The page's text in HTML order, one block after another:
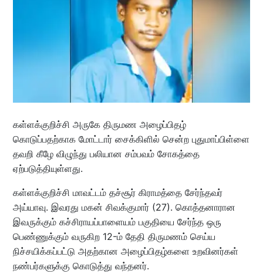
கள்ளக்குறிச்சி அருகே திருமண அழைப்பிதழ்
கொடுப்பதற்காக மோட்டார் சைக்கிளில் சென்ற புதுமாப்பிள்ளை
தவறி கீழே விழுந்து பலியான சம்பவம் சோகத்தை
ஏற்படுத்தியுள்ளது.
கள்ளக்குறிச்சி மாவட்டம் தச்சூர் கிராமத்தை சேர்ந்தவர்
அய்யாவு. இவரது மகன் சிவக்குமார் (27). கொத்தனாரான
இவருக்கும் கச்சிராயப்பாளையம் பகுதியை சேர்ந்த ஒரு
பெண்ணுக்கும் வருகிற 12-ம் தேதி திருமணம் செய்ய
நிச்சயிக்கப்பட்டு அதற்கான அழைப்பிதழ்களை உறவினர்கள்
நண்பர்களுக்கு கொடுத்து வந்தனர்.